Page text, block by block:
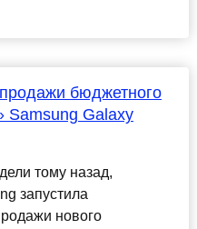
бюджетного
Samsung Galaxy
тому назад,
запустила
нового